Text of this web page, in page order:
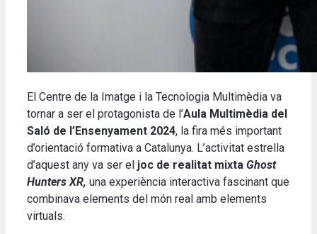
El Centre de la Imatge i la Tecnologia Multimèdia va
tornar a ser el protagonista de l’Aula Multimèdia del
Saló de l’Ensenyament 2024, la fira més important
d’orientació formativa a Catalunya. L’activitat estrella
d’aquest any va ser el joc de realitat mixta Ghost
Hunters XR, una experiència interactiva fascinant que
combinava elements del món real amb elements
virtuals.